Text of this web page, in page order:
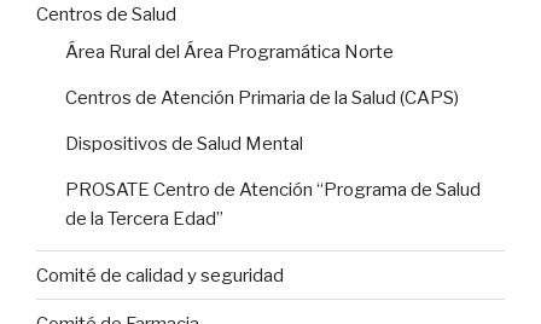
Centros de Salud
Área Rural del Área Programática Norte
Centros de Atención Primaria de la Salud (CAPS)
Dispositivos de Salud Mental
PROSATE Centro de Atención “Programa de Salud
de la Tercera Edad”
Comité de calidad y seguridad